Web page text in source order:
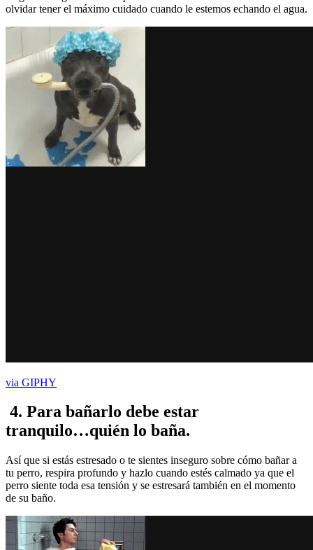
olvidar tener el máximo cuidado cuando le estemos echando el agua.
via GIPHY
4. Para bañarlo debe estar
tranquilo…quién lo baña.
Así que si estás estresado o te sientes inseguro sobre cómo bañar a
tu perro, respira profundo y hazlo cuando estés calmado ya que el
perro siente toda esa tensión y se estresará también en el momento
de su baño.